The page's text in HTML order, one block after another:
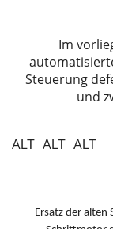
Im
Steuerung
und
ALT ALT ALT
Ersatz der